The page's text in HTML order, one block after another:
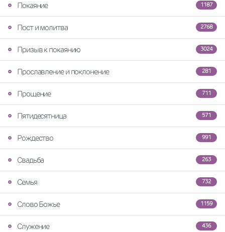
1187
Покаяние
2768
Пост и молитва
3024
Призыв к покаянию
281
Прославление и поклонение
711
Прощение
571
Пятидесятница
991
Рождество
263
Свадьба
732
Семья
1159
Слово Божье
436
Служение